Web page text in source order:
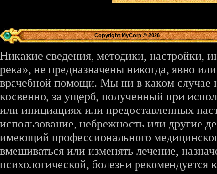
Copyright MyCorp © 2026
Никакие сведения, методики, настройки,
река», не предназначены никогда, явно
врачебной помощи. Мы ни в каком случае
косвенно, за ущерб, полученный при
или инициациях или предоставленных
использование, небрежность или другие
имеющий профессионального
вмешиваться или изменять лечение,
психологической, болезни рекомендуется